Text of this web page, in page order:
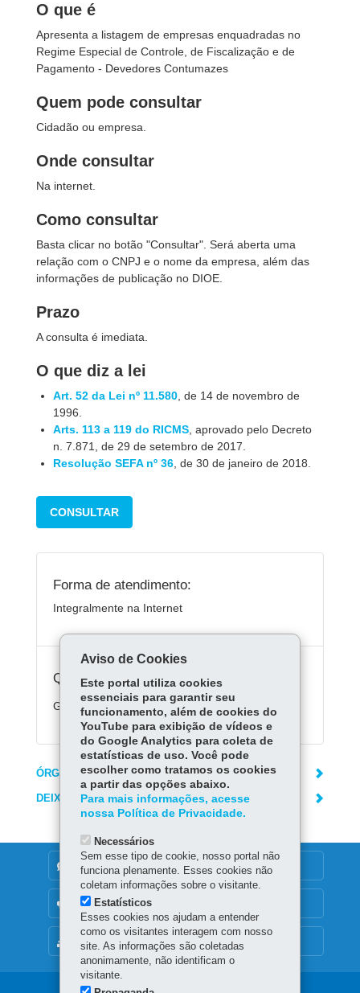
O que é
Apresenta a listagem de empresas enquadradas no
Regime Especial de Controle, de Fiscalização e de
Pagamento - Devedores Contumazes
Quem pode consultar
Cidadão ou empresa.
Onde consultar
Na internet.
Como consultar
Basta clicar no botão "Consultar". Será aberta uma
relação com o CNPJ e o nome da empresa, além das
informações de publicação no DIOE.
Prazo
A consulta é imediata.
O que diz a lei
Art. 52 da Lei nº 11.580 , de 14 de novembro de
1996.
Arts. 113 a 119 do RICMS , aprovado pelo Decreto
n. 7.871, de 29 de setembro de 2017.
Resolução SEFA nº 36 , de 30 de janeiro de 2018.
CONSULTAR
Forma de atendimento:
Integralmente na Internet
Quanto custa:
Gratuito.
ÓRGÃO RESPONSÁVEL
DEIXE SUA OPINIÃO
MAPA DO SITE
DENUNCIE CORRUPÇÃO
OUVIDORIA
Aviso de Cookies
Este portal utiliza cookies
essenciais para garantir seu
funcionamento, além de cookies do
YouTube para exibição de vídeos e
do Google Analytics para coleta de
estatísticas de uso. Você pode
escolher como tratamos os cookies
a partir das opções abaixo.
Para mais informações, acesse
nossa Política de Privacidade.
Necessários
Sem esse tipo de cookie, nosso portal não
funciona plenamente. Esses cookies não
coletam informações sobre o visitante.
Estatísticos
Esses cookies nos ajudam a entender
como os visitantes interagem com nosso
site. As informações são coletadas
anonimamente, não identificam o
visitante.